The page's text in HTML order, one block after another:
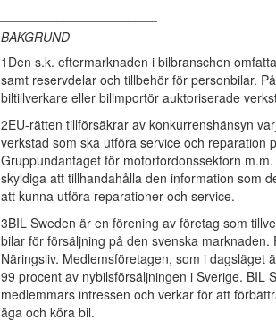
BAKGRUND
1Den s.k. eftermarknaden i bilbranschen
samt reservdelar och tillbehör för personbilar.
biltillverkare eller bilimportör auktoriserade
2EU-rätten tillförsäkrar av konkurrenshänsyn
verkstad som ska utföra service och reparation
Gruppundantaget för motorfordonssektorn
skyldiga att tillhandahålla den information som
att kunna utföra reparationer och service.
3BIL Sweden är en förening av företag som
bilar för försäljning på den svenska
Näringsliv. Medlemsföretagen, som i dagsläget
99 procent av nybilsförsäljningen i Sverige. BIL
medlemmars intressen och verkar för att
äga och köra bil.